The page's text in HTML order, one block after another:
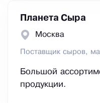
Планета Сыра
Москва
Поставщик сыров,
Большой
продукции.